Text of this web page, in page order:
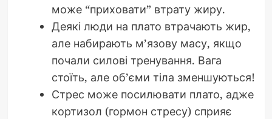
може “приховати” втрату жиру.
Деякі люди на плато втрачають жир,
але набирають м’язову масу, якщо
почали силові тренування. Вага
стоїть, але об’єми тіла зменшуються!
Стрес може посилювати плато, адже
кортизол (гормон стресу) сприяє